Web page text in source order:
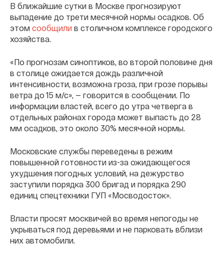
В ближайшие сутки в Москве прогнозируют
выпадение до трети месячной нормы осадков. Об
этом сообщили в столичном комплексе городского
хозяйства.
«По прогнозам синоптиков, во второй половине дня
в столице ожидается дождь различной
интенсивности, возможна гроза, при грозе порывы
ветра до 15 м/с», — говорится в сообщении. По
информации властей, всего до утра четверга в
отдельных районах города может выпасть до 28
мм осадков, это около 30% месячной нормы.
Московские службы переведены в режим
повышенной готовности из-за ожидающегося
ухудшения погодных условий, на дежурство
заступили порядка 300 бригад и порядка 290
единиц спецтехники ГУП «Мосводосток».
Власти просят москвичей во время непогоды не
укрываться под деревьями и не парковать вблизи
них автомобили.